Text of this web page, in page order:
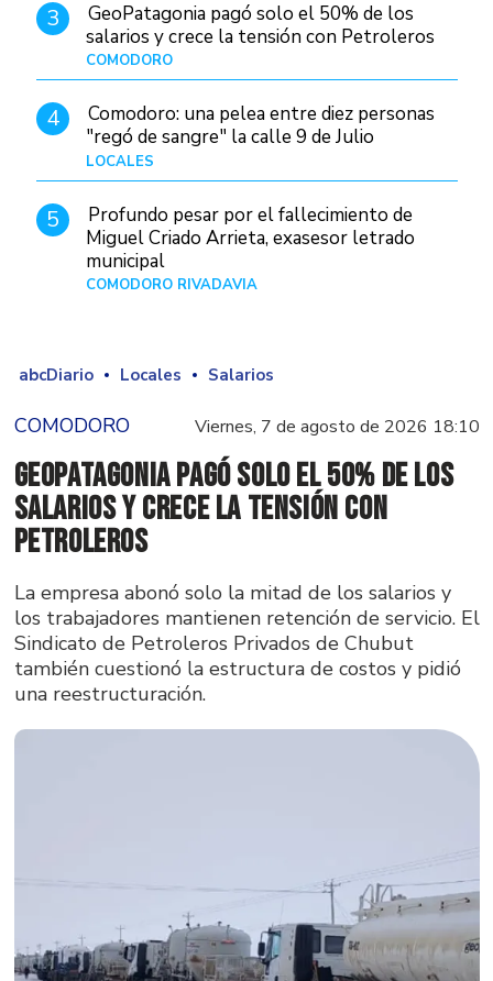
3
GeoPatagonia pagó solo el 50% de los
salarios y crece la tensión con Petroleros
COMODORO
4
Comodoro: una pelea entre diez personas
"regó de sangre" la calle 9 de Julio
LOCALES
5
Profundo pesar por el fallecimiento de
Miguel Criado Arrieta, exasesor letrado
municipal
COMODORO RIVADAVIA
abcDiario Locales Salarios
COMODORO Viernes, 7 de agosto de 2026 18:10
GeoPatagonia pagó solo el 50% de los
salarios y crece la tensión con
Petroleros
La empresa abonó solo la mitad de los salarios y
los trabajadores mantienen retención de servicio. El
Sindicato de Petroleros Privados de Chubut
también cuestionó la estructura de costos y pidió
una reestructuración.